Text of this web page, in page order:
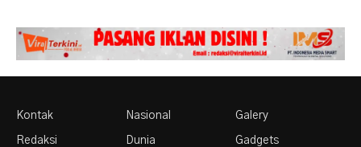
Kontak
Redaksi
Nasional
Dunia
Galery
Gadgets